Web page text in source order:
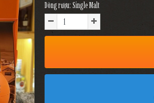
Dòng rượu: Single Malt